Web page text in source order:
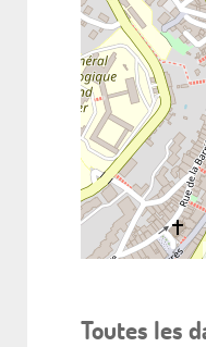
Toutes les